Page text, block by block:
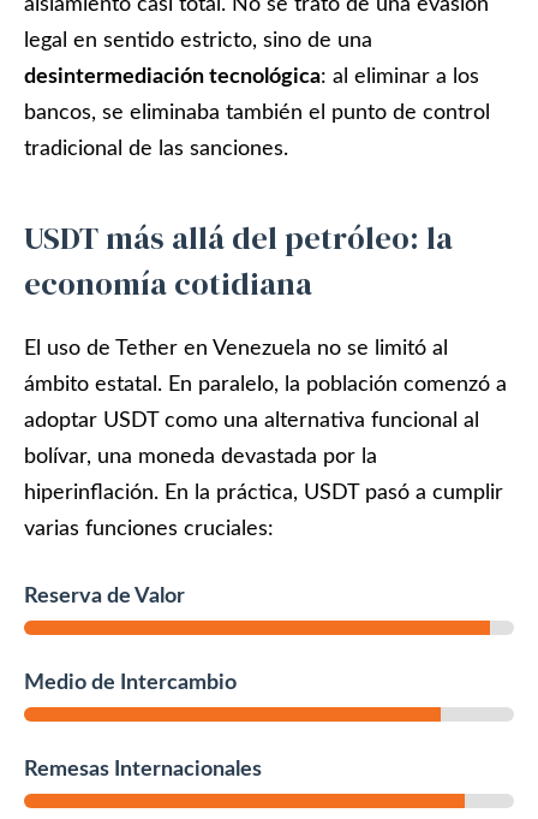
aislamiento casi total. No se trató de una evasión
legal en sentido estricto, sino de una
desintermediación tecnológica: al eliminar a los
bancos, se eliminaba también el punto de control
tradicional de las sanciones.
USDT más allá del petróleo: la
economía cotidiana
El uso de Tether en Venezuela no se limitó al
ámbito estatal. En paralelo, la población comenzó a
adoptar USDT como una alternativa funcional al
bolívar, una moneda devastada por la
hiperinflación. En la práctica, USDT pasó a cumplir
varias funciones cruciales:
Reserva de Valor
Medio de Intercambio
Remesas Internacionales